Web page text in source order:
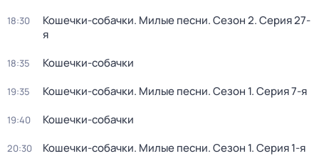
18:30 Кошечки-собачки. Милые песни. Сезон 2. Серия 27-
я
18:35 Кошечки-собачки
19:35 Кошечки-собачки. Милые песни. Сезон 1. Серия 7-я
19:40 Кошечки-собачки
20:30 Кошечки-собачки. Милые песни. Сезон 1. Серия 1-я